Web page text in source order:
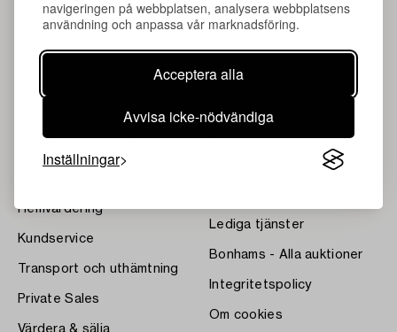
navigeringen på webbplatsen, analysera webbplatsens
användning och anpassa vår marknadsföring.
Acceptera alla
Avvisa icke-nödvändiga
Inställningar
Kontakta våra specialister
Hemvärdering
Kundservice
Transport och uthämtning
Private Sales
Värdera & sälja
Bukipedia
Lediga tjänster
Bonhams - Alla auktioner
Integritetspolicy
Om cookies